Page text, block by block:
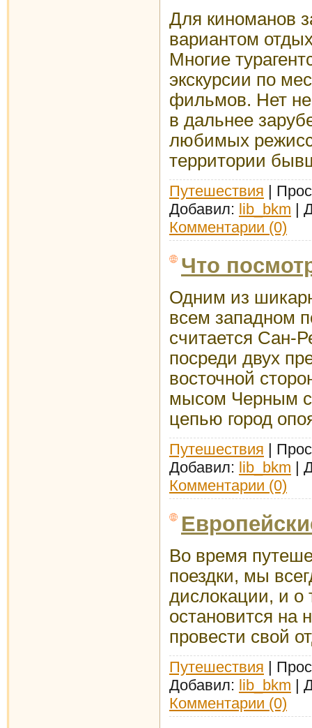
Для киноманов
вариантом
Многие
экскурсии по
фильмов. Нет
в дальнее
любимых
территории
Путешествия |
Добавил: lib_bkm |
Комментарии (0)
Что
Одним из
всем западном
считается Сан-
посреди двух
восточной
мысом Черным
цепью город
Путешествия |
Добавил: lib_bkm |
Комментарии (0)
Во время
поездки, мы
дислокации, и
остановится на
провести свой
Путешествия |
Добавил: lib_bkm |
Комментарии (0)